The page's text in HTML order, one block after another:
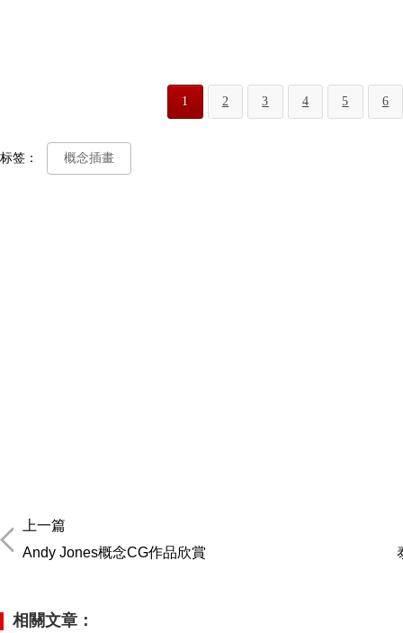
1 2 3 4 5 6
标签： 概念插畫
上一篇
Andy Jones概念CG作品欣賞
相關文章：